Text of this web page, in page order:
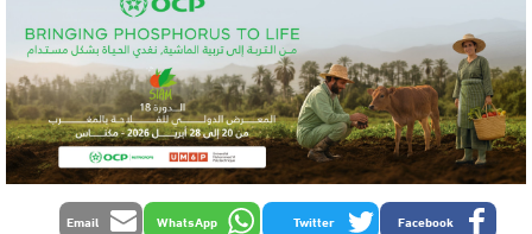
Facebook
Twitter
WhatsApp
Email